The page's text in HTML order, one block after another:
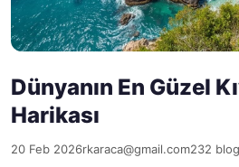
Dünyanın En Güzel
Harikası
20 Feb 2026rkaraca@gmail.com232